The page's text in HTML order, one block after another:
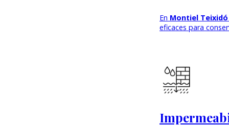
En Montiel Teixidó
eficaces para